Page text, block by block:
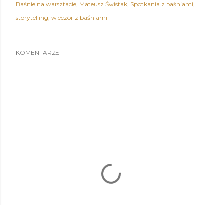
Baśnie na warsztacie Mateusz Świstak Spotkania z baśniami
storytelling wieczór z baśniami
KOMENTARZE